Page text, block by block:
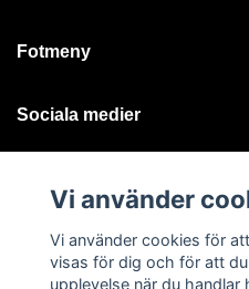
Fotmeny
Sociala medier
© 2026 Ystad
Vi använder
Vi använder cookies för
visas för dig och för att
upplevelse när du handlar